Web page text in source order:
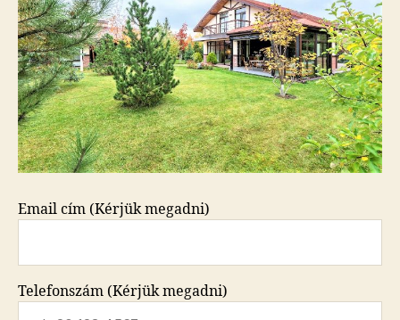
Email cím (Kérjük megadni)
Telefonszám (Kérjük megadni)